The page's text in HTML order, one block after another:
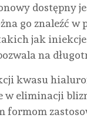
dostępny
go znaleźć w
jak
na
kwasu
w eliminacji
formom